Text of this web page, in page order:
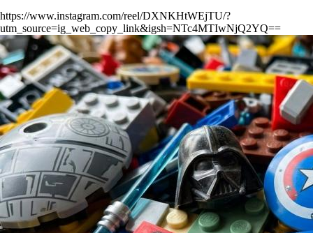
https://www.instagram.com/reel/DXNKHtWEjTU/?
utm_source=ig_web_copy_link&igsh=NTc4MTIwNjQ2YQ==